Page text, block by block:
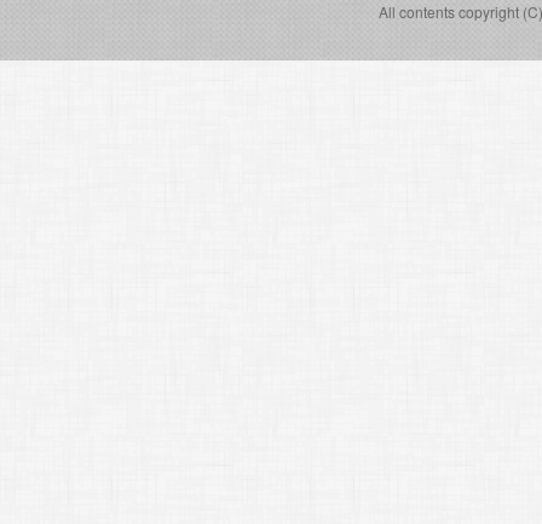
All contents copyright